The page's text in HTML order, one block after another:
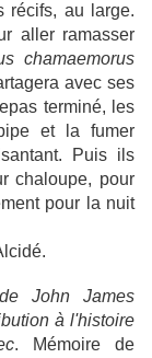
récifs, au large.
aller ramasser
chamaemorus
avec ses
terminé, les
et la fumer
Puis ils
chaloupe, pour
pour la nuit
John James
à l'histoire
. Mémoire de